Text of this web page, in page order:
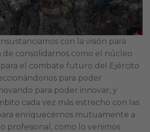
con la visión para
de consolidarnos como el núcleo
el combate futuro del Ejército
para poder
para poder innovar, y
cada vez más estrecho con las
enriquecernos mutuamente a
profesional, como lo venimos